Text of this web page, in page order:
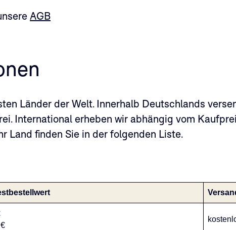
AGB
Länder der Welt. Innerhalb Deutschlands
International erheben wir abhängig vom
Land finden Sie in der folgenden Liste.